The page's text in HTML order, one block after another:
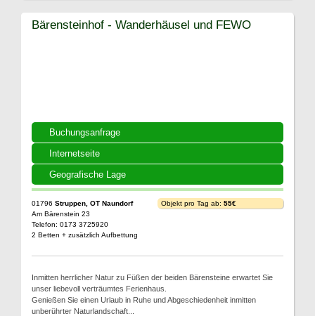
Buchungsanfrage
Internetseite
Geografische Lage
Bärensteinhof - Wanderhäusel und FEWO
01796 Struppen, OT Naundorf
Am Bärenstein 23
Telefon: 0173 3725920
2 Betten + zusätzlich Aufbettung
Objekt pro Tag ab: 55€
Inmitten herrlicher Natur zu Füßen der beiden Bärensteine erwartet Sie
unser liebevoll verträumtes Ferienhaus.
Genießen Sie einen Urlaub in Ruhe und Abgeschiedenheit inmitten
unberührter Naturlandschaft...